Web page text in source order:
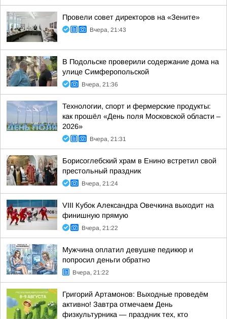
Провели совет директоров на «Зените»
Вчера, 21:43
В Подольске проверили содержание дома на
улице Симферопольской
Вчера, 21:36
Технологии, спорт и фермерские продукты:
как прошёл «День поля Московской области –
2026»
Вчера, 21:31
Борисоглебский храм в Енино встретил свой
престольный праздник
Вчера, 21:24
VIII Кубок Александра Овечкина выходит на
финишную прямую
Вчера, 21:22
Мужчина оплатил девушке педикюр и
попросил деньги обратно
Вчера, 21:22
Григорий Артамонов: Выходные проведём
активно! Завтра отмечаем День
физкультурника — праздник тех, кто